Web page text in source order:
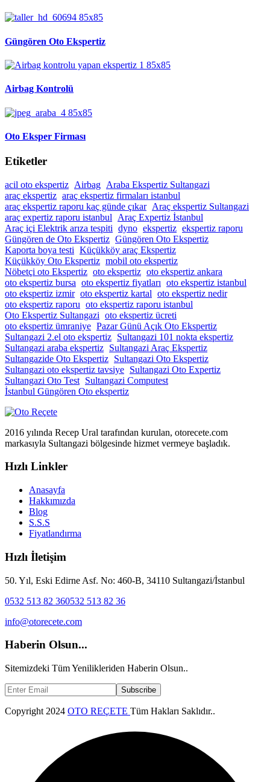
Güngören Oto Ekspertiz
Airbag Kontrolü
Oto Eksper Firması
Etiketler
acil oto ekspertiz Airbag Araba Ekspertiz Sultangazi
araç ekspertiz araç ekspertiz firmaları istanbul
araç ekspertiz raporu kaç günde çıkar Araç ekspertiz Sultangazi
araç expertiz raporu istanbul
Araç Expertiz İstanbul
Araç içi Elektrik arıza tespiti dyno ekspertiz ekspertiz raporu
Güngören de Oto Ekspertiz Güngören Oto Ekspertiz
Kaporta boya testi Küçükköy araç Ekspertiz
Küçükköy Oto Ekspertiz mobil oto ekspertiz
Nöbetçi oto Ekspertiz oto ekspertiz oto ekspertiz ankara
oto ekspertiz bursa oto ekspertiz fiyatları oto ekspertiz istanbul
oto ekspertiz izmir oto ekspertiz kartal oto ekspertiz nedir
oto ekspertiz raporu oto ekspertiz raporu istanbul
Oto Ekspertiz Sultangazi oto ekspertiz ücreti
oto ekspertiz ümraniye Pazar Günü Açık Oto Ekspertiz
Sultangazi 2.el oto ekspertiz Sultangazi 101 nokta ekspertiz
Sultangazi araba ekspertiz Sultangazi Araç Ekspertiz
Sultangazide Oto Ekspertiz Sultangazi Oto Ekspertiz
Sultangazi oto ekspertiz tavsiye Sultangazi Oto Expertiz
Sultangazi Oto Test Sultangazi Computest
İstanbul Güngören Oto ekspertiz
2016 yılında Recep Ural tarafından kurulan, otorecete.com
markasıyla Sultangazi bölgesinde hizmet vermeye başladık.
Hızlı Linkler
Anasayfa
Hakkımızda
Blog
S.S.S
Fiyatlandırma
Hızlı İletişim
50. Yıl, Eski Edirne Asf. No: 460-B, 34110 Sultangazi/İstanbul
0532 513 82 360532 513 82 36
info@otorecete.com
Haberin Olsun...
Sitemizdeki Tüm Yenilikleriden Haberin Olsun..
Subscribe
Copyright 2024 OTO REÇETE Tüm Hakları Saklıdır..